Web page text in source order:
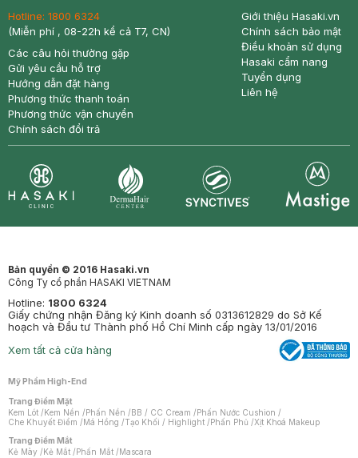
Hotline: 1800 6324
(Miễn phí , 08-22h kể cả T7, CN)
Các câu hỏi thường gặp
Gửi yêu cầu hỗ trợ
Hướng dẫn đặt hàng
Phương thức thanh toán
Phương thức vận chuyển
Chính sách đổi trả
Giới thiệu Hasaki.vn
Chính sách bảo mật
Điều khoản sử dụng
Hasaki cẩm nang
Tuyển dụng
Liên hệ
Bản quyền © 2016 Hasaki.vn
Công Ty cổ phần HASAKI VIETNAM
Hotline: 1800 6324
Giấy chứng nhận Đăng ký Kinh doanh số 0313612829 do Sở Kế
hoạch và Đầu tư Thành phố Hồ Chí Minh cấp ngày 13/01/2016
Xem tất cả cửa hàng
Mỹ Phẩm High-End
Trang Điểm Mặt
Kem Lót /Kem Nền /Phấn Nền /BB / CC Cream /Phấn Nước Cushion /
Che Khuyết Điểm /Má Hồng /Tạo Khối / Highlight /Phấn Phủ /Xịt Khoá Makeup
Trang Điểm Mắt
Kẻ Mày /Kẻ Mắt /Phấn Mắt /Mascara